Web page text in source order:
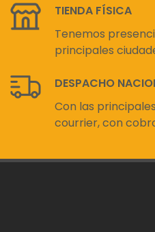
TIENDA FÍSICA
Tenemos
principales
DESPACHO
Con las
courrier, con